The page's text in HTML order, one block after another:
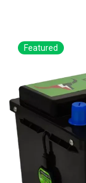
Featured